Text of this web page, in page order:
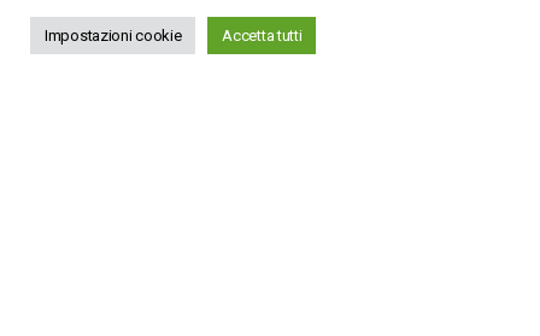
Impostazioni cookie Accetta tutti